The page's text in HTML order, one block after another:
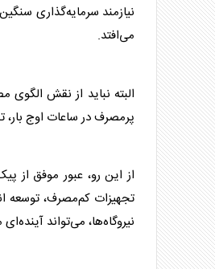
نیازمند سرمایه‌گذاری
می‌افتد.
البته نباید از نقش
پرمصرف در ساعات اوج
از این رو، عبور موفق از
تجهیزات کم‌مصرف، توسعه
نیروگاه‌ها، می‌تواند